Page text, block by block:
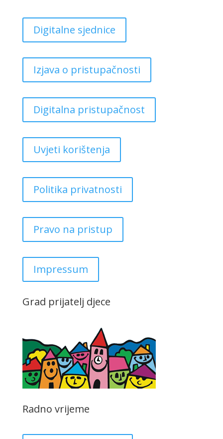
Digitalne sjednice
Izjava o pristupačnosti
Digitalna pristupačnost
Uvjeti korištenja
Politika privatnosti
Pravo na pristup
Impressum
Grad prijatelj djece
Radno vrijeme